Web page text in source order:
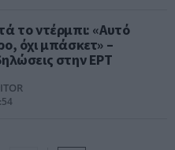
το ντέρμπι: «Αυτό
όχι μπάσκετ» –
στην ΕΡΤ